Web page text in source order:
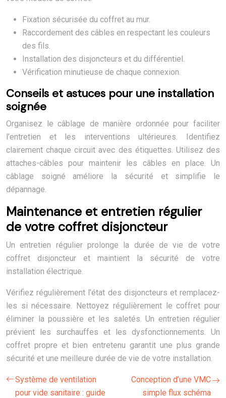
Fixation sécurisée du coffret au mur.
Raccordement des câbles en respectant les couleurs
des fils.
Installation des disjoncteurs et du différentiel.
Vérification minutieuse de chaque connexion.
Conseils et astuces pour une installation
soignée
Organisez le câblage de manière ordonnée pour faciliter
l’entretien et les interventions ultérieures. Identifiez
clairement chaque circuit avec des étiquettes. Utilisez des
attaches-câbles pour maintenir les câbles en place. Un
câblage soigné améliore la sécurité et simplifie le
dépannage.
Maintenance et entretien régulier
de votre coffret disjoncteur
Un entretien régulier prolonge la durée de vie de votre
coffret disjoncteur et maintient la sécurité de votre
installation électrique.
Vérifiez régulièrement l’état des disjoncteurs et remplacez-
les si nécessaire. Nettoyez régulièrement le coffret pour
éliminer la poussière et les saletés. Un entretien régulier
prévient les surchauffes et les dysfonctionnements. Un
coffret propre et bien entretenu garantit une plus grande
sécurité et une meilleure durée de vie de votre installation.
Système de ventilation
pour vide sanitaire : guide
Conception d’une VMC
simple flux schéma